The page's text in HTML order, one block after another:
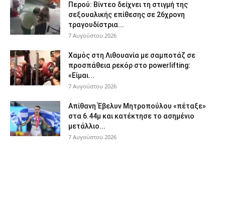
Περού: Βίντεο δείχνει τη στιγμή της
σεξουαλικής επίθεσης σε 26χρονη
τραγουδίστρια...
7 Αυγούστου 2026
Χαμός στη Λιθουανία με σαμποτάζ σε
προσπάθεια ρεκόρ στο powerlifting:
«Είμαι...
7 Αυγούστου 2026
Απίθανη Έβελυν Μητροπούλου «πέταξε»
στα 6.44μ και κατέκτησε το ασημένιο
μετάλλιο...
7 Αυγούστου 2026